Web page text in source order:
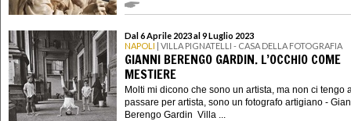
Dal 6 Aprile 2023 al 9 Luglio 2023
NAPOLI | VILLA PIGNATELLI - CASA DELLA FOTOGRAFIA
GIANNI BERENGO GARDIN. L’OCCHIO COME
MESTIERE
Molti mi dicono che sono un artista, ma non ci tengo
passare per artista, sono un fotografo artigiano -
Berengo Gardin Villa ...